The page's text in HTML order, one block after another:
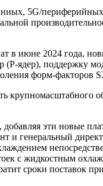
5G/
в июне 2024 года,
(P-ядер), поддержку
форм-факторов
эти новые
и генеральный
с жидкостным
сроки поставок